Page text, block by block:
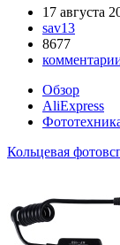
17 августа
sav13
8677
Обзор
AliExpress
Кольцевая